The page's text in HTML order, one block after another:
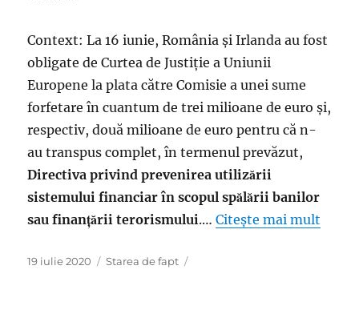
Dragnea
Context: La 16 iunie, România și Irlanda au fost
obligate de Curtea de Justiție a Uniunii
Europene la plata către Comisie a unei sume
forfetare în cuantum de trei milioane de euro și,
respectiv, două milioane de euro pentru că n-
au transpus complet, în termenul prevăzut,
Directiva privind prevenirea utilizării
sistemului financiar în scopul spălării banilor
sau finanțării terorismului.…Citește mai mult
Publicat
19 iulie 2020 Categorii
Starea de fapt